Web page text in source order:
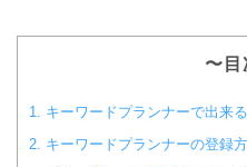
〜目
1. キーワードプランナーで出来
2. キーワードプランナーの登録